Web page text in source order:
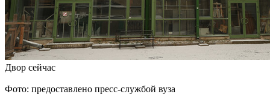
Двор сейчас
Фото: предоставлено пресс-службой вуза